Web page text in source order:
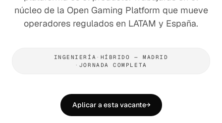
núcleo de la Open Gaming Platform que mueve
operadores regulados en LATAM y España.
INGENIERÍA · HÍBRIDO — MADRID
· JORNADA COMPLETA
Aplicar a esta vacante→